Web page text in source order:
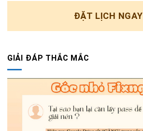
ĐẶT LỊCH NGAY
GIẢI ĐÁP THẮC MẮC